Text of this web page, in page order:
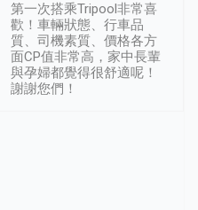
第一次搭乘Tripool非常喜
歡！車輛狀態、行車品
質、司機素質、價格各方
面CP值非常高，家中長輩
與孕婦都覺得很舒適呢！
謝謝您們！